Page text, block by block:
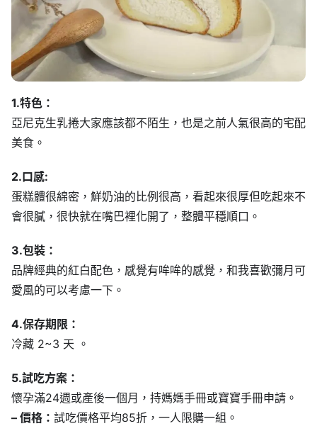
1.特色：
亞尼克生乳捲大家應該都不陌生，也是之前人氣很高的宅配
美食。
2.口感:
蛋糕體很綿密，鮮奶油的比例很高，看起來很厚但吃起來不
會很膩，很快就在嘴巴裡化開了，整體平穩順口。
3.包裝：
品牌經典的紅白配色，感覺有哞哞的感覺，和我喜歡彌月可
愛風的可以考慮一下。
4.保存期限：
冷藏 2~3 天 。
5.試吃方案：
懷孕滿24週或產後一個月，持媽媽手冊或寶寶手冊申請。
– 價格： 試吃價格平均85折，一人限購一組。